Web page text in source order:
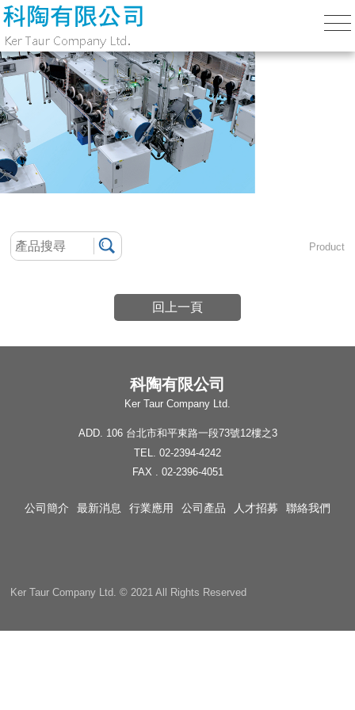
Product
回上一頁
科陶有限公司
Ker Taur Company Ltd.
ADD. 106 台北市和平東路一段73號12樓之3
TEL. 02-2394-4242
FAX . 02-2396-4051
公司簡介 最新消息 行業應用 公司產品 人才招募 聯絡我們
Ker Taur Company Ltd. © 2021 All Rights Reserved